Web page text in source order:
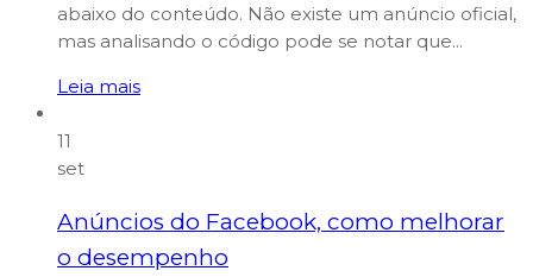
abaixo do conteúdo. Não existe um anúncio oficial,
mas analisando o código pode se notar que...
Leia mais
11
set
Anúncios do Facebook, como melhorar
o desempenho